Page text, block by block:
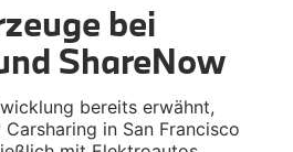
Information
bei
ShareNow
bereits erwähnt,
in San Francisco